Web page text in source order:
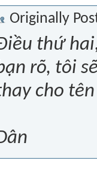
Originally
thứ
rõ, tôi
cho